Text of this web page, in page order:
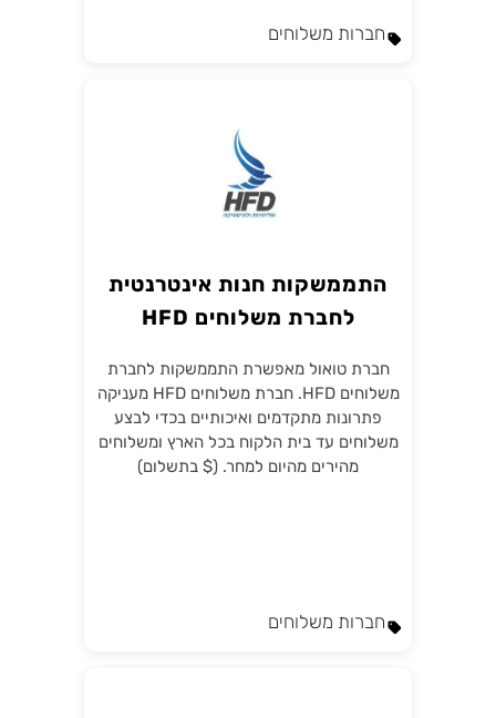
חברות משלוחים
התממשקות חנות אינטרנטית
לחברת משלוחים HFD
חברת טואול מאפשרת התממשקות לחברת
משלוחים HFD. חברת משלוחים HFD מעניקה
פתרונות מתקדמים ואיכותיים בכדי לבצע
משלוחים עד בית הלקוח בכל הארץ ומשלוחים
מהירים מהיום למחר. ($ בתשלום)
חברות משלוחים